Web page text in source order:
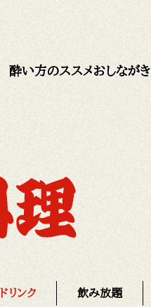
酔い方のススメおしながき
ドリンク 飲み放題